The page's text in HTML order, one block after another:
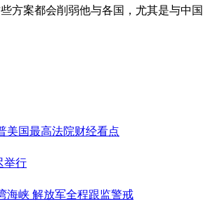
方案都会削弱他与各国，尤其是与中国
美国最高法院财经看点
举行
海峡 解放军全程跟监警戒